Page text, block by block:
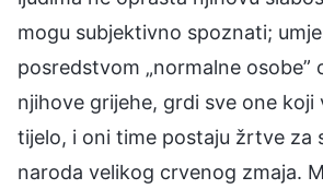
mogu subjektivno spoznati;
posredstvom „normalne osobe”
njihove grijehe, grdi sve one koji
tijelo, i oni time postaju žrtve za
naroda velikog crvenog zmaja.